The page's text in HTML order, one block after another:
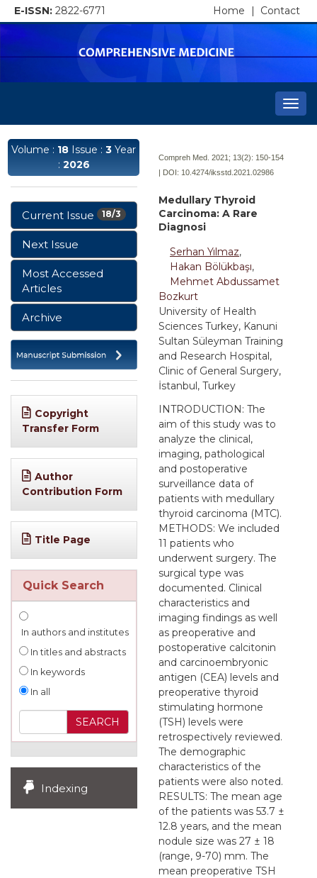
E-ISSN: 2822-6771 Contact
Home |
Volume : 18 Issue :3 Year
: 2026
18/3
Current Issue
Next Issue
Most Accessed
Articles
Archive
Copyright
Transfer Form
Author
Contribution Form
Title Page
Quick Search
In authors and institutes
In titles and abstracts
In keywords
In all
Indexing
Compreh Med. 2021; 13(2): 150-154
| DOI: 10.4274/iksstd.2021.02986
Medullary Thyroid
Carcinoma: A Rare
Diagnosi
Serhan Yılmaz,
Hakan Bölükbaşı,
Mehmet Abdussamet
Bozkurt
University of Health
Sciences Turkey, Kanuni
Sultan Süleyman Training
and Research Hospital,
Clinic of General Surgery,
İstanbul, Turkey
INTRODUCTION: The
aim of this study was to
analyze the clinical,
imaging, pathological
and postoperative
surveillance data of
patients with medullary
thyroid carcinoma (MTC).
METHODS: We included
11 patients who
underwent surgery. The
surgical type was
documented. Clinical
characteristics and
imaging findings as well
as preoperative and
postoperative calcitonin
and carcinoembryonic
antigen (CEA) levels and
preoperative thyroid
stimulating hormone
(TSH) levels were
retrospectively reviewed.
The demographic
characteristics of the
patients were also noted.
RESULTS: The mean age
of the patients was 53.7 ±
12.8 years, and the mean
nodule size was 27 ± 18
(range, 9-70) mm. The
mean preoperative TSH